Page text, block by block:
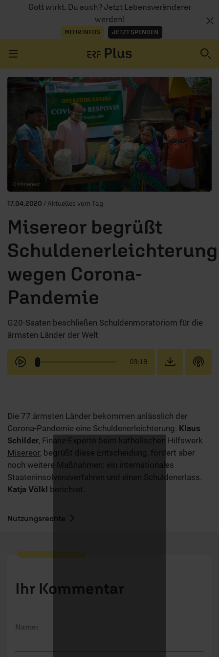
Gott wirkt. Du auch? Jetzt Lebensveränderer
werden!
MEHR INFOS JETZT SPENDEN
ERZÄHL MAL
AUDIOTHEK
PROGRAMM
MITMACHEN
© Misereor
17.04.2020 / Aktuelles vom Tag
Misereor begrüßt
Schuldenerleichterung
wegen Corona-
Pandemie
G20-Saaten beschließen Schuldenmoratoriom für die
ärmsten Länder der Welt
03:18
Die 77 ärmsten Länder bekommen anlässlich der
Corona-Pandemie eine Schuldenerleichterung. Klaus
Schilder, Finanz-Experte beim katholischen Hilfswerk
Misereor, begrüßt diese Entscheidung, fordert aber
noch weitere Maßnahmen: ein internationales
Staateninsolvenzverfahren und einen Schuldenerlass.
Katja Völkl berichtet.
Nutzungsrechte
Ihr Kommentar
Name: